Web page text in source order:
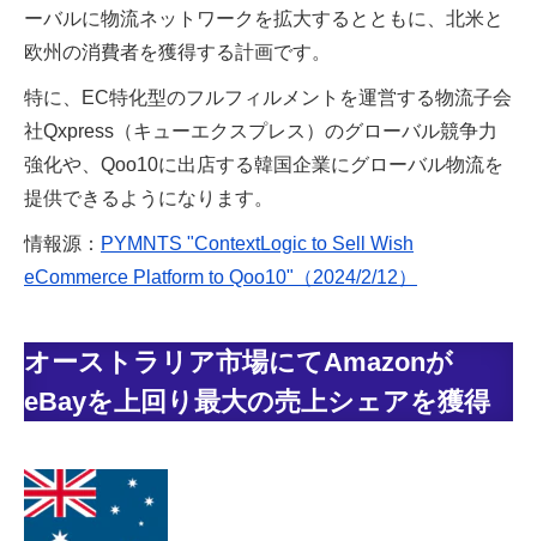
ーバルに物流ネットワークを拡大するとともに、北米と
欧州の消費者を獲得する計画です。
特に、EC特化型のフルフィルメントを運営する物流子会
社Qxpress（キューエクスプレス）のグローバル競争力
強化や、Qoo10に出店する韓国企業にグローバル物流を
提供できるようになります。
情報源： PYMNTS "ContextLogic to Sell Wish
eCommerce Platform to Qoo10"（2024/2/12）
オーストラリア市場にてAmazonが
eBayを上回り最大の売上シェアを獲得